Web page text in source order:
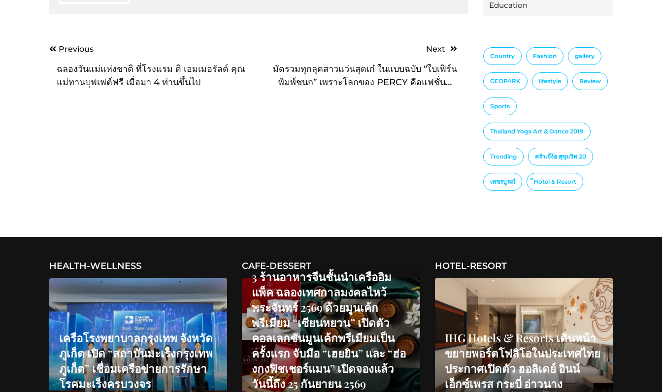
Education
Country Fashion gallery
GEOPARK lifestyle Review
Sports
Thailand Yoga Art & Dance 2019
Trending ครัวเจ๊ง้อ สุขุมวิท 20
เพชรบูรณ์ ็Hotel & Resort
PostPrevious
ฉลองวันแม่แห่งชาติ ที่โรงแรม ดิ เอมเมอรัลด์ คุณ
แม่ทานบุฟเฟต์ฟรี เมื่อมา 4 ท่านขึ้นไป
Next
มัดรวมทุกลุคสาวแว่นสุดเก๋ ในแบบฉบับ “ใบเฟิร์น
พิมพ์ชนก” เพราะโลกของ PERCY คือแฟชั่นทุก
HEALTH-WELLNESS
เครือโรงพยาบาลกรุงเทพ จังหวัด
ภูเก็ต เปิด “สถาบันมะเร็งกรุงเทพ
ภูเก็ต” เชื่อมเครือข่ายการรักษา
โรคมะเร็งครบวงจร
CAFE-DESSERT
3 ร้านอาหารจีนชั้นนำเครืออิม
แพ็ค ฉลองเทศกาลมงคลไหว้
พระจันทร์ 2569 ด้วยมูนเค้ก
พรีเมียม “เซียนหยวน” เปิดตัว
คอลเลกชันมูนเค้กพรีเมียมเป็น
ครั้งแรก จับมือ “เฮยยิน” และ “ฮ่อ
งกงฟิชเชอร์แมน” เปิดจองแล้ว
วันนี้ถึง 25 กันยายน 2569
HOTEL-RESORT
IHG Hotels & Resorts เดินหน้า
ขยายพอร์ตโฟลิโอในประเทศไทย
ประกาศเปิดตัว ฮอลิเดย์ อินน์
เอ็กซ์เพรส กระบี่ อ่าวนาง